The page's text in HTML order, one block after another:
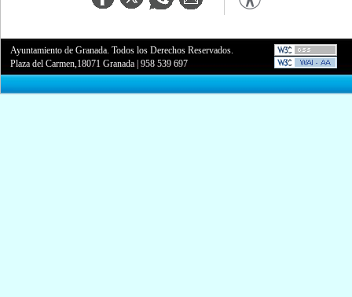
Ayuntamiento de Granada. Todos los Derechos Reservados.
Plaza del Carmen,18071 Granada |958 539 697